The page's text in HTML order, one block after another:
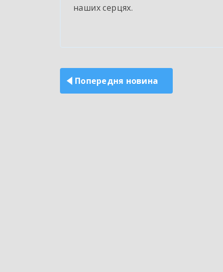
наших серцях.
записів
Попередня новина